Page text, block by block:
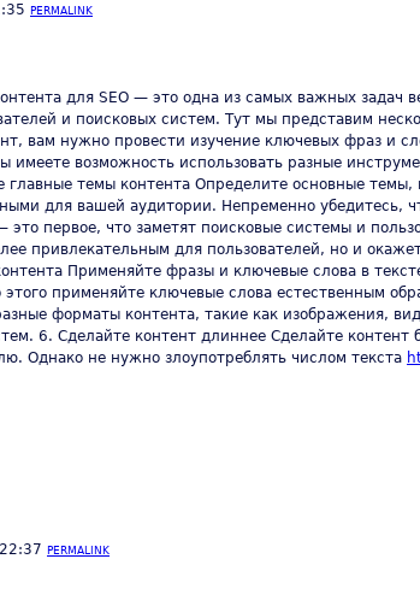
PERMALINK
для SEO — это одна из самых важных задач
и поисковых систем. Тут мы представим
вам нужно провести изучение ключевых фраз и
возможность использовать разные
главные темы контента Определите основные
для вашей аудитории. Непременно убедитесь,
это первое, что заметят поисковые системы и
привлекательным для пользователей, но и
Применяйте фразы и ключевые слова в
этого применяйте ключевые слова естественным
форматы контента, такие как изображения,
6. Сделайте контент длиннее Сделайте
Однако не нужно злоупотреблять числом текста
PERMALINK